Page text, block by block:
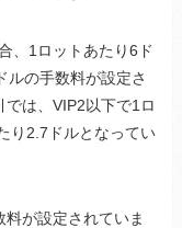
、1ロットあたり6ド
ルの手数料が設定さ
は、VIP2以下で1ロ
り2.7ドルとなってい
が設定されていま